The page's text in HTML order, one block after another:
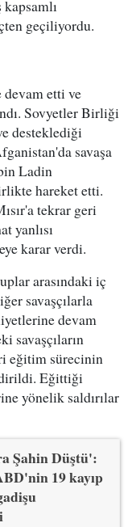
kapsamlı
geçiliyordu.
etti ve
Sovyetler Birliği
desteklediği
savaşa
Ladin
hareket etti.
tekrar geri
yanlısı
karar verdi.
arasındaki iç
savaşçılarla
devam
savaşçıların
eğitim sürecinin
Eğittiği
yönelik saldırılar
Şahin Düştü':
19 kayıp